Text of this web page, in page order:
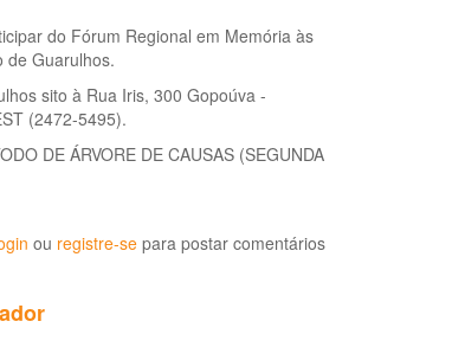
do Fórum Regional em Memória às
de Guarulhos.
sito à Rua Iris, 300 Gopoúva -
(2472-5495).
DE ÁRVORE DE CAUSAS (SEGUNDA
ou registre-se para postar comentários